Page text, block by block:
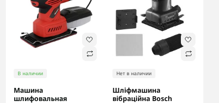
В наличии
Машина
шлифовальная
Нет в наличии
Шліфмашина
вібраційна Bosch